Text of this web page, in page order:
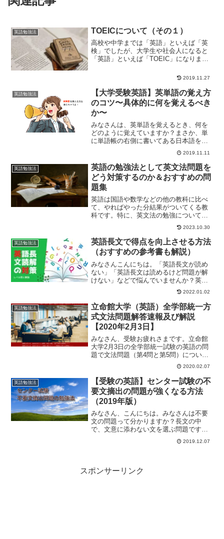
英語勉強法 TOEICについて（その１）
高校や中学までは「英語」といえば「英
検」でしたが、大学生や社会人になると
「英語」といえば「TOEIC」になりま
「TOEIC」について述べていきます。
Engli...
2019.11.27
英語勉強法
【大学受験英語】英単語の覚え方
のコツ〜具体的に何を覚えるべき
か〜
みなさんは、英単語を覚えるとき、何を
どのように覚えていますか？まさか、単
に単語帳の右側に書いてある日本語を機
械的に暗記していませんか。たかし君
し、してたかもしれない💦先生残念なが
ら、そのやり方を続けていても、絶対に
英語を使えるようにはなりま...
2019.11.11
英語勉強法
英語の勉強法として英文法問題を
どう対策するのか＆おすすめの問
題集
英語は国語や数学などの他の教科に比べ
て、やればやった分結果がついてくる教
科です。特に、英文法の勉強については
それほど時間をかけずに「自分に合った
問題集・参考書を選び、適切に勉強を実
践する」これで、十分力がつきます。私
自身、英語教師として長年...
2023.10.30
英語勉強法
英語長文で得点を向上させる方法
（おすすめの参考書も解説）
みなさんこんにちは。「英語長文が読め
ない」「英語長文は読めるけど問題が解
けない」などで悩んでいませんか？英語
長文で得点が取れず英語の成績の伸ばし
方に悩んでいる方のために、英語長文の
読解対策を解説していきたいと思いま
す。私自身は全く英語長文が...
2022.01.02
英語勉強法
立命館大学（英語）全学部統一方
式文法問題解答速報及び解説
【2020年2月3日】
みなさん、受験お疲れさまです。立命館
大学2月3日の全学部統一試験の英語の問
題で文法問題（第4問と第5問）について
解説をしていきたいと思います。理由と
しては、今後みなさんが、関関同立や産
近甲龍、GMARCHの受験で速攻で役に立
ち、聞かれる可能...
2020.02.07
英語勉強法
【受験の英語】センター試験の不
要文摘出の問題が強くなる方法
（2019年版）
みなさん、こんにちは。みなさんは不要
文の問題って分かりますか？長文の中
で、文意に添わない文を選ぶ問題です。
今回の記事では、センター試験などで出
題されている不要文摘出問題の勉強法に
2019.12.07
スポンサーリンク